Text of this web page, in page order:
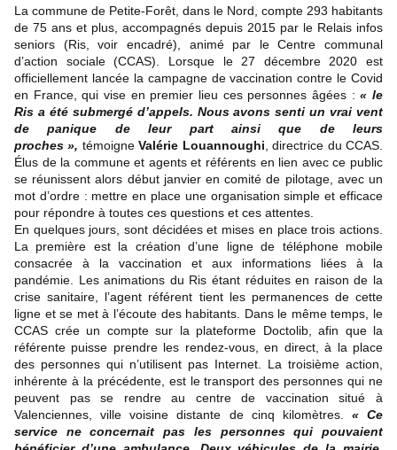
La commune de Petite-Forêt, dans le Nord, compte 293 habitants
de 75 ans et plus, accompagnés depuis 2015 par le Relais infos
seniors (Ris, voir encadré), animé par le Centre communal
d’action sociale (CCAS). Lorsque le 27 décembre 2020 est
officiellement lancée la campagne de vaccination contre le Covid
en France, qui vise en premier lieu ces personnes âgées :« le
Ris a été submergé d’appels. Nous avons senti un vrai vent
de panique de leur part ainsi que de leurs
proches », témoigneValérie Louannoughi , directrice du CCAS.
Élus de la commune et agents et référents en lien avec ce public
se réunissent alors début janvier en comité de pilotage, avec un
mot d’ordre : mettre en place une organisation simple et efficace
pour répondre à toutes ces questions et ces attentes.
En quelques jours, sont décidées et mises en place trois actions.
La première est la création d’une ligne de téléphone mobile
consacrée à la vaccination et aux informations liées à la
pandémie. Les animations du Ris étant réduites en raison de la
crise sanitaire, l’agent référent tient les permanences de cette
ligne et se met à l’écoute des habitants. Dans le même temps, le
CCAS crée un compte sur la plateforme Doctolib, afin que la
référente puisse prendre les rendez-vous, en direct, à la place
des personnes qui n’utilisent pas Internet. La troisième action,
inhérente à la précédente, est le transport des personnes qui ne
peuvent pas se rendre au centre de vaccination situé à
Valenciennes, ville voisine distante de cinq kilomètres. « Ce
service ne concernait pas les personnes qui pouvaient